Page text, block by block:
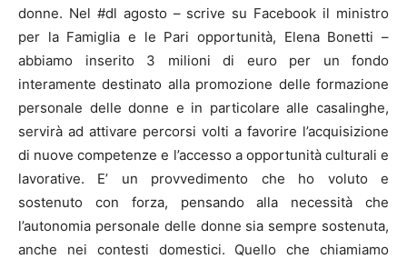
donne. Nel #dl agosto – scrive su Facebook il ministro
per la Famiglia e le Pari opportunità, Elena Bonetti –
abbiamo inserito 3 milioni di euro per un fondo
interamente destinato alla promozione delle formazione
personale delle donne e in particolare alle casalinghe,
servirà ad attivare percorsi volti a favorire l’acquisizione
di nuove competenze e l’accesso a opportunità culturali e
lavorative. E’ un provvedimento che ho voluto e
sostenuto con forza, pensando alla necessità che
l’autonomia personale delle donne sia sempre sostenuta,
anche nei contesti domestici. Quello che chiamiamo